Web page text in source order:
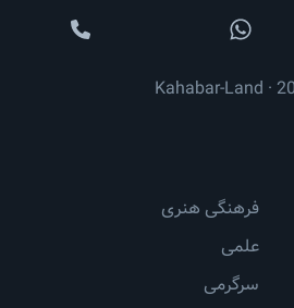
فرهنگی هنری
علمی
سرگرمی